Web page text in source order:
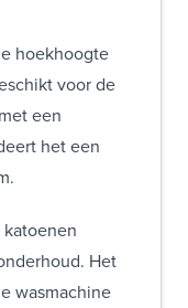
hoekhoogte
voor de
een
het een
katoenen
Het
wasmachine